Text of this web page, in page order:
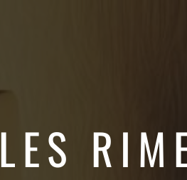
LES